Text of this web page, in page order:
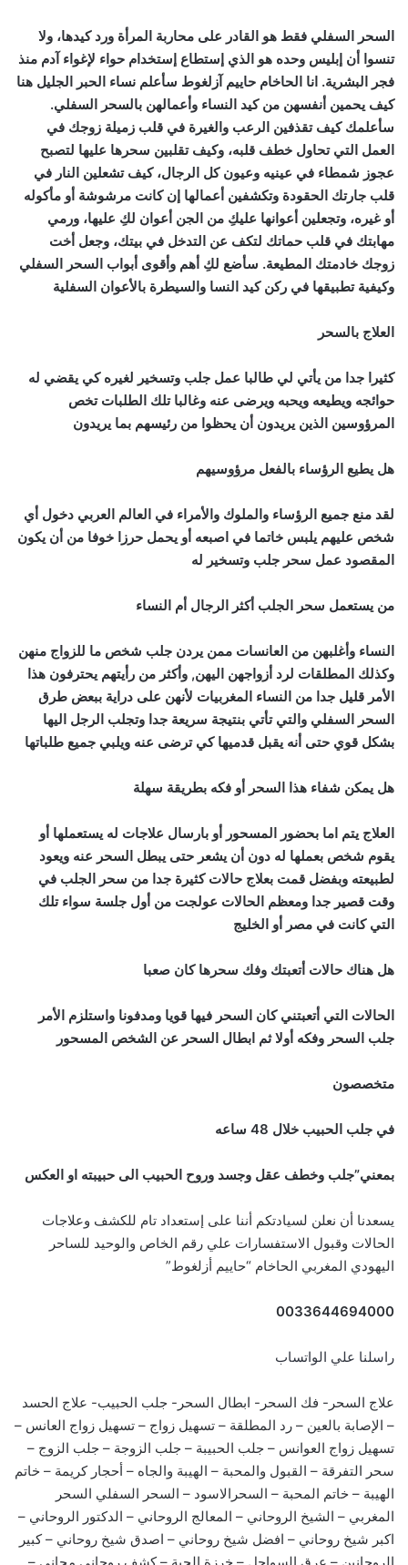
السحر السفلي فقط هو القادر على محاربة المرأة ورد كيدها، ولا
تنسوا أن إبليس وحده هو الذي إستطاع إستخدام حواء لإغواء آدم منذ
فجر البشرية. انا الحاخام حاييم آزلغوط سأعلم نساء الحبر الجليل هنا
كيف يحمين أنفسهن من كيد النساء وأعمالهن بالسحر السفلي.
سأعلمك كيف تقذفين الرعب والغيرة في قلب زميلة زوجك في
العمل التي تحاول خطف قلبه، وكيف تقلبين سحرها عليها لتصبح
عجوز شمطاء في عينيه وعيون كل الرجال، كيف تشعلين النار في
قلب جارتك الحقودة وتكشفين أعمالها إن كانت مرشوشة أو مأكوله
أو غيره، وتجعلين أعوانها عليكِ من الجن أعوان لكِ عليها، ورمي
مهابتك في قلب حماتك لتكف عن التدخل في بيتك، وجعل أخت
زوجك خادمتك المطيعة. سأضع لكِ أهم وأقوى أبواب السحر السفلي
وكيفية تطبيقها في ركن كيد النسا والسيطرة بالأعوان السفلية
العلاج بالسحر
كثيرا جدا من يأتي لي طالبا عمل جلب وتسخير لغيره كي يقضي له
حوائجه ويطيعه ويحبه ويرضى عنه وغالبا تلك الطلبات تخص
المرؤوسين الذين يريدون أن يحظوا من رئيسهم بما يريدون
هل يطيع الرؤساء بالفعل مرؤوسيهم
لقد منع جميع الرؤساء والملوك والأمراء في العالم العربي دخول أي
شخص عليهم يلبس خاتما في اصبعه أو يحمل حرزا خوفا من أن يكون
المقصود عمل سحر جلب وتسخير له
من يستعمل سحر الجلب أكثر الرجال أم النساء
النساء وأغلبهن من العانسات ممن يردن جلب شخص ما للزواج منهن
وكذلك المطلقات لرد أزواجهن اليهن, وأكثر من رأيتهم يحترفون هذا
الأمر قليل جدا من النساء المغربيات لأنهن على دراية ببعض طرق
السحر السفلي والتي تأتي بنتيجة سريعة جدا وتجلب الرجل اليها
بشكل قوي حتى أنه يقبل قدميها كي ترضى عنه ويلبي جميع طلباتها
هل يمكن شفاء هذا السحر أو فكه بطريقة سهلة
العلاج يتم اما بحضور المسحور أو بارسال علاجات له يستعملها أو
يقوم شخص بعملها له دون أن يشعر حتى يبطل السحر عنه ويعود
لطبيعته وبفضل قمت بعلاج حالات كثيرة جدا من سحر الجلب في
وقت قصير جدا ومعظم الحالات عولجت من أول جلسة سواء تلك
التي كانت في مصر أو الخليج
هل هناك حالات أتعبتك وفك سحرها كان صعبا
الحالات التي أتعبتني كان السحر فيها قويا ومدفونا واستلزم الأمر
جلب السحر وفكه أولا ثم ابطال السحر عن الشخص المسحور
متخصصون
في جلب الحبيب خلال 48 ساعه
بمعني”جلب وخطف عقل وجسد وروح الحبيب الى حبيبته او العكس
يسعدنا أن نعلن لسيادتكم أننا على إستعداد تام للكشف وعلاجات
الحالات وقبول الاستفسارات علي رقم الخاص والوحيد للساحر
اليهودي المغربي الحاخام “حاييم أزلغوط”
0033644694000
راسلنا علي الواتساب
علاج السحر- فك السحر- ابطال السحر- جلب الحبيب- علاج الحسد
– الإصابة بالعين – رد المطلقة – تسهيل زواج – تسهيل زواج العانس –
تسهيل زواج العوانس – جلب الحبيبة – جلب الزوجة – جلب الزوج –
سحر التفرقة – القبول والمحبة – الهيبة والجاه – أحجار كريمة – خاتم
الهيبة – خاتم المحبة – السحرالاسود – السحر السفلي السحر
المغربي – الشيخ الروحاني – المعالج الروحاني – الدكتور الروحاني –
اكبر شيخ روحاني – افضل شيخ روحاني – اصدق شيخ روحاني – كبير